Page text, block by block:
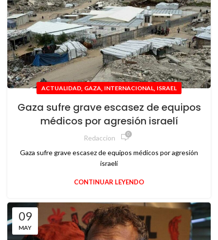
ACTUALIDAD, GAZA, INTERNACIONAL, ISRAEL
Gaza sufre grave escasez de equipos
médicos por agresión israelí
Redaccion 0
Gaza sufre grave escasez de equipos médicos por agresión
israelí
CONTINUAR LEYENDO
09
MAY